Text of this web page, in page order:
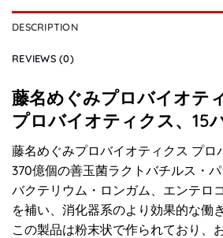
DESCRIPTION
REVIEWS (0)
藤名めぐみプロバイオテ
プロバイオティクス、15
藤名めぐみプロバイオティクス プロ
370億個の善玉菌ラクトバチルス・
バクテリウム・ロンガム、エンテロ
を補い、消化器系のより効果的な働
この製品は粉末状で作られており、